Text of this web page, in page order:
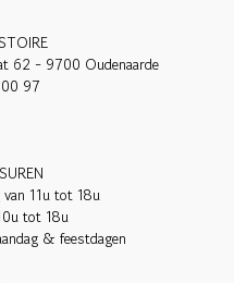
62 - 9700 Oudenaarde
97
11u tot 18u
tot 18u
& feestdagen